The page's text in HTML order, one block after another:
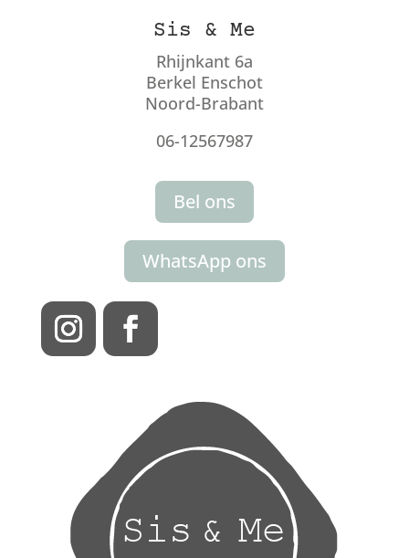
Sis & Me
Rhijnkant 6a
Berkel Enschot
Noord-Brabant
06-12567987
Bel ons
WhatsApp ons